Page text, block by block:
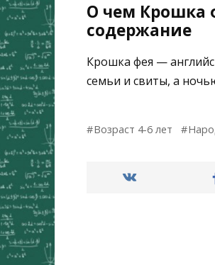
О чем Крошка
содержание
Крошка фея —
семьи и свиты, а
Возраст 4-6 лет